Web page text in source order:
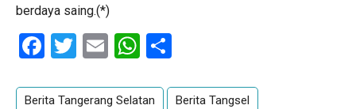
berdaya saing.(*)
Facebook
Twitter
EmailWhatsApp
Berita Tangerang Selatan Berita Tangsel